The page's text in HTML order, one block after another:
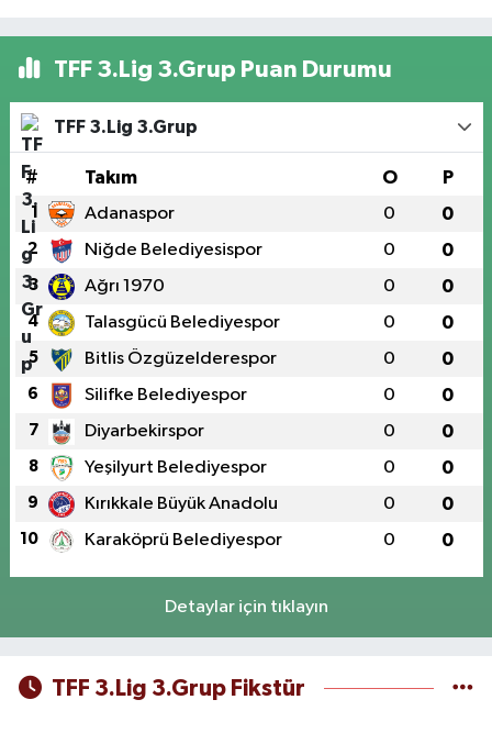
TFF 3.Lig 3.Grup Puan Durumu
TFF 3.Lig 3.Grup
# Takım O P
1 Adanaspor 0 0
2 Niğde Belediyesispor 0 0
3 Ağrı 1970 0 0
4 Talasgücü Belediyespor 0 0
5 Bitlis Özgüzelderespor 0 0
6 Silifke Belediyespor 0 0
7 Diyarbekirspor 0 0
8 Yeşilyurt Belediyespor 0 0
9 Kırıkkale Büyük Anadolu 0 0
10 Karaköprü Belediyespor 0 0
Detaylar için tıklayın
TFF 3.Lig 3.Grup Fikstür